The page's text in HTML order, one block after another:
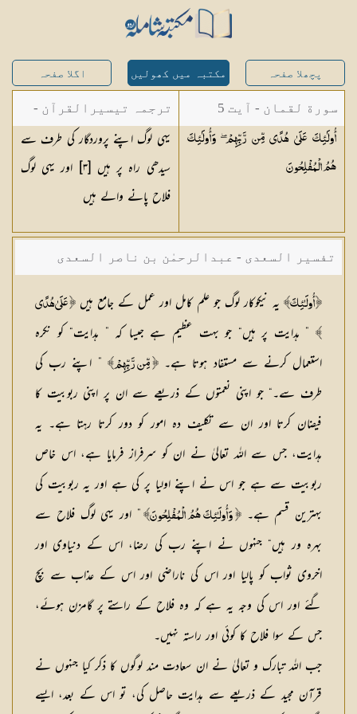
پچھلا صفحہ مکتبہ میں کھولیں اگلا صفحہ
سورة لقمان - آیت 5
أُولَٰئِكَ عَلَىٰ هُدًى مِّن رَّبِّهِمْ ۖ وَأُولَٰئِكَ
هُمُالْمُفْلِحُونَ
ترجمہ تیسیرالقرآن -
مولانا عبد الرحمن
کیلانی
یہی لوگ اپنے پروردگار کی طرف سے
سیدھی راہ پر ہیں [٣] اور یہی لوگ
فلاح پانے والے ہیں
تفسیر السعدی - عبدالرحمٰن بن ناصر السعدی
﴿أُولَـٰئِكَ﴾ یہ نیکوکار لوگ جو علم کامل اور عمل کے جامع ہیں ﴿عَلَىٰ هُدًى
﴾ ” ہدایت پر ہیں“ جو بہت عظیم ہے جیسا کہ ” ہدایت“ کو نکرہ
استعمال کرنے سے مستفاد ہوتا ہے۔ ﴿ مِّن رَّبِّهِمْ﴾ ” اپنے رب کی
طرف سے۔“ جو اپنی نعمتوں کے ذریعے سے ان پر اپنی ربوبیت کا
فیضان کرتا اور ان سے تکلیف دہ امور کو دور کرتا رہتا ہے۔ یہ
ہدایت، جس سے اللہ تعالیٰ نے ان کو سرفراز فرمایا ہے، اس خاص
ربوبیت سے ہے جو اس نے اپنے اولیا پر کی ہے اور یہ ربوبیت کی
بہترین قسم ہے۔﴿وَأُولَـٰئِكَ هُمُ الْمُفْلِحُونَ﴾ ” اور یہی لوگ فلاح سے
بہرہ ور ہیں“ جنہوں نے اپنے رب کی رضا، اس کے دنیاوی اور
اخروی ثواب کو پالیا اور اس کی ناراضی اور اس کے عذاب سے بچ
گئے اور اس کی وجہ یہ ہے کہ وہ فلاح کے راستے پر گامزن ہوئے،
جس کے سوا فلاح کا کوئی اور راستہ نہیں۔
جب اللہ تبارک و تعالیٰ نے ان سعادت مند لوگوں کا ذکر کیا جنہوں نے
قرآن مجید کے ذریعے سے ہدایت حاصل کی، تو اس کے بعد، ایسے